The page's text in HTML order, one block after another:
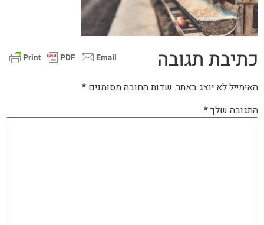
כתיבת תגובה
האימייל לא יוצג באתר. שדות החובה מסומנים *
התגובה שלך*